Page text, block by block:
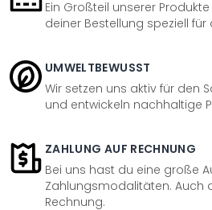
Ein Großteil unserer
deiner Bestellung speziell
UMWELTBEWUSST
Wir setzen uns aktiv für den
und entwickeln nachhaltige
ZAHLUNG AUF RECHNUNG
Bei uns hast du eine große
Zahlungsmodalitäten. Auch
Rechnung.